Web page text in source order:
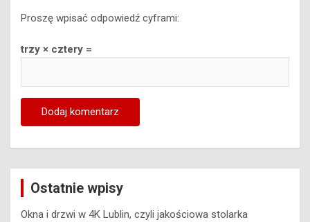
Proszę wpisać odpowiedź cyframi:
trzy × cztery =
Ostatnie wpisy
Okna i drzwi w 4K Lublin, czyli jakościowa stolarka